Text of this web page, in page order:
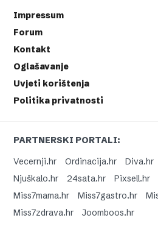
Impressum
Forum
Kontakt
Oglašavanje
Uvjeti korištenja
Politika privatnosti
PARTNERSKI PORTALI:
Vecernji.hr
Ordinacija.hr Diva.hr
Njuškalo.hr
24sata.hr Pixsell.hr
Miss7mama.hr
Miss7gastro.hr
Miss7zdrava.hr
Joomboos.hr